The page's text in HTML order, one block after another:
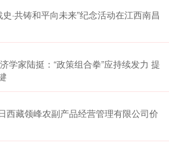
·共铸和平向未来”纪念活动在江西南昌
学家陆挺：“政策组合拳”应持续发力 提
西藏领峰农副产品经营管理有限公司价